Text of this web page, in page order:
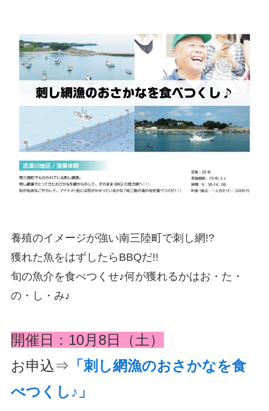
養殖のイメージが強い南三陸町で刺し網!?
獲れた魚をはずしたらBBQだ!!
旬の魚介を食べつくせ♪何が獲れるかはお・た・
の・し・み♪
開催日：10月8日（土）
お申込⇒ 「刺し網漁のおさかなを食
べつくし♪」